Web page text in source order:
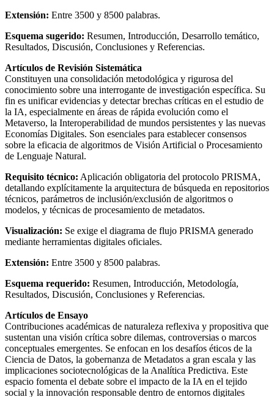
Extensión: Entre 3500 y 8500 palabras.
Esquema sugerido: Resumen, Introducción, Desarrollo temático,
Resultados, Discusión, Conclusiones y Referencias.
Artículos de Revisión Sistemática
Constituyen una consolidación metodológica y rigurosa del
conocimiento sobre una interrogante de investigación específica. Su
fin es unificar evidencias y detectar brechas críticas en el estudio de
la IA, especialmente en áreas de rápida evolución como el
Metaverso, la Interoperabilidad de mundos persistentes y las nuevas
Economías Digitales. Son esenciales para establecer consensos
sobre la eficacia de algoritmos de Visión Artificial o Procesamiento
de Lenguaje Natural.
Requisito técnico: Aplicación obligatoria del protocolo PRISMA,
detallando explícitamente la arquitectura de búsqueda en repositorios
técnicos, parámetros de inclusión/exclusión de algoritmos o
modelos, y técnicas de procesamiento de metadatos.
Visualización: Se exige el diagrama de flujo PRISMA generado
mediante herramientas digitales oficiales.
Extensión: Entre 3500 y 8500 palabras.
Esquema requerido: Resumen, Introducción, Metodología,
Resultados, Discusión, Conclusiones y Referencias.
Artículos de Ensayo
Contribuciones académicas de naturaleza reflexiva y propositiva que
sustentan una visión crítica sobre dilemas, controversias o marcos
conceptuales emergentes. Se enfocan en los desafíos éticos de la
Ciencia de Datos, la gobernanza de Metadatos a gran escala y las
implicaciones sociotecnológicas de la Analítica Predictiva. Este
espacio fomenta el debate sobre el impacto de la IA en el tejido
social y la innovación responsable dentro de entornos digitales